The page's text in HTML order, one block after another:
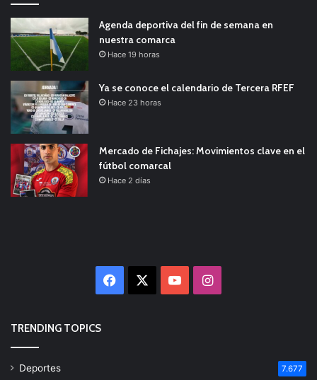
Agenda deportiva del fin de semana en
nuestra comarca
Hace 19 horas
Ya se conoce el calendario de Tercera RFEF
Hace 23 horas
Mercado de Fichajes: Movimientos clave en el
fútbol comarcal
Hace 2 días
Facebook YouTubeInstagram
TRENDING TOPICS
Deportes 7.677